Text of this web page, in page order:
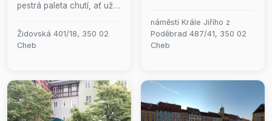
pestrá paleta chutí, ať už
teplého nebo studeného.
Užijte si pohodové
můžete vychutnat nejen
skvělé jídlo, ale i široký
výběr alkoholických a
nealkoholických nápojů.
Židovská 401/18, 350 02
Cheb
rodinnou atmosférou. U
nás se každý host cítí jako
doma. Přijďte si pochutnat
vytvořeny s láskou a z
těch nejlepších surovin.
Jsme tu, abychom vám
poskytli nezapomenutelný
náměstí Krále Jiřího z
Poděbrad 487/41, 350 02
Cheb